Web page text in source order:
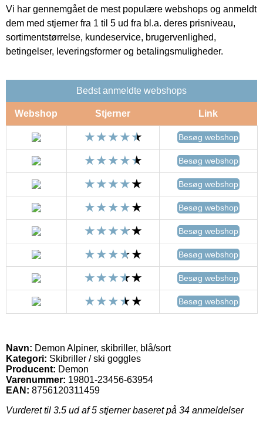
Vi har gennemgået de mest populære webshops og anmeldt
dem med stjerner fra 1 til 5 ud fra bl.a. deres prisniveau,
sortimentstørrelse, kundeservice, brugervenlighed,
betingelser, leveringsformer og betalingsmuligheder.
Bedst anmeldte webshops
Webshop Stjerner Link
Besøg webshop
Besøg webshop
Besøg webshop
Besøg webshop
Besøg webshop
Besøg webshop
Besøg webshop
Besøg webshop
Navn: Demon Alpiner, skibriller, blå/sort
Kategori: Skibriller / ski goggles
Producent: Demon
Varenummer: 19801-23456-63954
EAN: 8756120311459
Vurderet til 3.5 ud af 5 stjerner baseret på 34 anmeldelser